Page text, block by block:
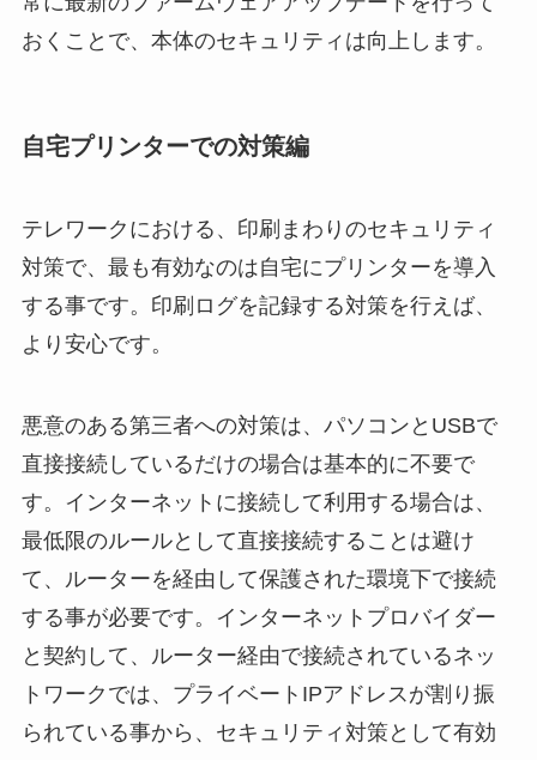
おくことで、本体のセキュリティは向上します。
自宅プリンターでの対策編
テレワークにおける、印刷まわりのセキュリティ
対策で、最も有効なのは自宅にプリンターを導入
する事です。印刷ログを記録する対策を行えば、
より安心です。
悪意のある第三者への対策は、パソコンとUSBで
直接接続しているだけの場合は基本的に不要で
す。インターネットに接続して利用する場合は、
最低限のルールとして直接接続することは避け
て、ルーターを経由して保護された環境下で接続
する事が必要です。インターネットプロバイダー
と契約して、ルーター経由で接続されているネッ
トワークでは、プライベートIPアドレスが割り振
られている事から、セキュリティ対策として有効